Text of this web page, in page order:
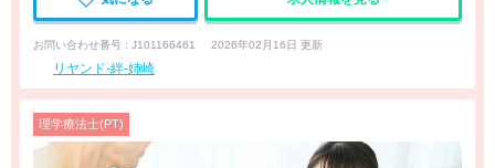
お問い合わせ番号 : J101166461 2026年02月16日 更新
リヤンド-絆-姉崎
理学療法士(PT)